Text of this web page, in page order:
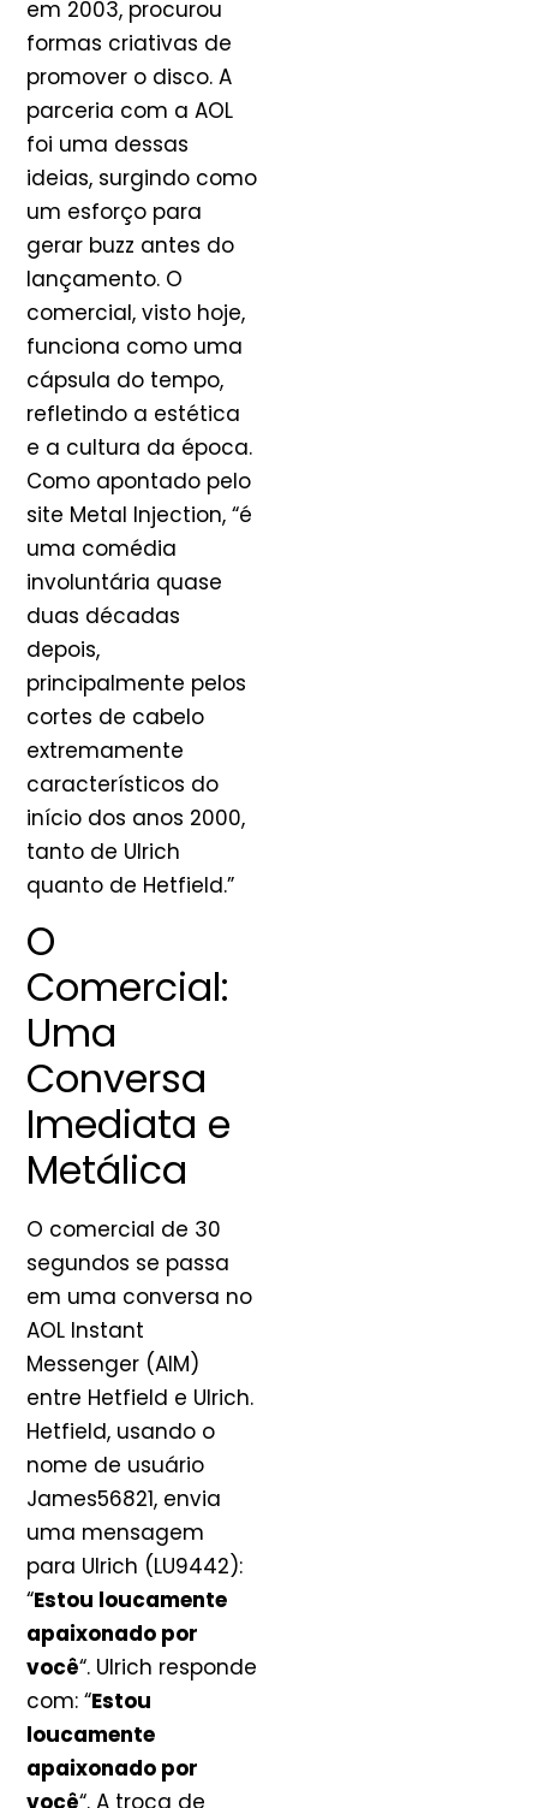
em 2003, procurou
formas criativas de
promover o disco. A
parceria com a AOL
foi uma dessas
ideias, surgindo como
um esforço para
gerar buzz antes do
lançamento. O
comercial, visto hoje,
funciona como uma
cápsula do tempo,
refletindo a estética
e a cultura da época.
Como apontado pelo
site Metal Injection, “é
uma comédia
involuntária quase
duas décadas
depois,
principalmente pelos
cortes de cabelo
extremamente
característicos do
início dos anos 2000,
tanto de Ulrich
quanto de Hetfield.”
O
Comercial:
Uma
Conversa
Imediata e
Metálica
O comercial de 30
segundos se passa
em uma conversa no
AOL Instant
Messenger (AIM)
entre Hetfield e Ulrich.
Hetfield, usando o
nome de usuário
James56821, envia
uma mensagem
para Ulrich (LU9442):
“Estou loucamente
apaixonado por
você“. Ulrich responde
com: “Estou
loucamente
apaixonado por
você“. A troca de